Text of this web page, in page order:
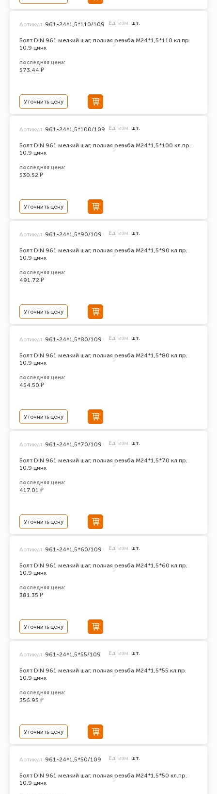
Болт DIN 961 мелкий шаг, полная резьба M24*1,5*110 кл.пр.
10.9 цинк
Артикул: 961-24*1,5*110/109 Ед. изм. шт.
последняя цена:
573.44 ₽
Уточнить цену
Болт DIN 961 мелкий шаг, полная резьба M24*1,5*100 кл.пр.
10.9 цинк
Артикул: 961-24*1,5*100/109 Ед. изм. шт.
последняя цена:
530.52 ₽
Уточнить цену
Болт DIN 961 мелкий шаг, полная резьба M24*1,5*90 кл.пр.
10.9 цинк
Артикул: 961-24*1,5*90/109 Ед. изм. шт.
последняя цена:
491.72 ₽
Уточнить цену
Болт DIN 961 мелкий шаг, полная резьба M24*1,5*80 кл.пр.
10.9 цинк
Артикул: 961-24*1,5*80/109 Ед. изм. шт.
последняя цена:
454.50 ₽
Уточнить цену
Болт DIN 961 мелкий шаг, полная резьба M24*1,5*70 кл.пр.
10.9 цинк
Артикул: 961-24*1,5*70/109 Ед. изм. шт.
последняя цена:
417.01 ₽
Уточнить цену
Болт DIN 961 мелкий шаг, полная резьба M24*1,5*60 кл.пр.
10.9 цинк
Артикул: 961-24*1,5*60/109 Ед. изм. шт.
последняя цена:
381.35 ₽
Уточнить цену
Болт DIN 961 мелкий шаг, полная резьба M24*1,5*55 кл.пр.
10.9 цинк
Артикул: 961-24*1,5*55/109 Ед. изм. шт.
последняя цена:
356.95 ₽
Уточнить цену
Болт DIN 961 мелкий шаг, полная резьба M24*1,5*50 кл.пр.
10.9 цинк
Артикул: 961-24*1,5*50/109 Ед. изм. шт.